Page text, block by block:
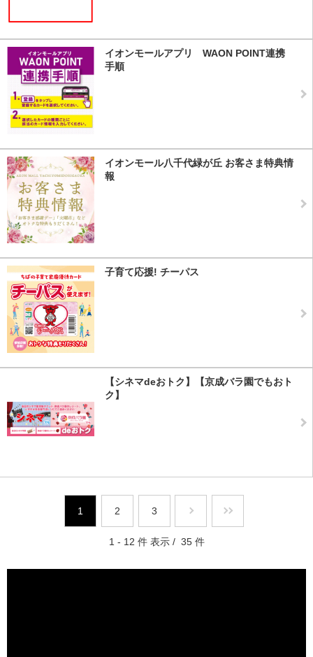
イオンモールアプリ WAON POINT連携
手順
イオンモール八千代緑が丘 お客さま特典情
報
子育て応援! チーパス
【シネマdeおトク】【京成バラ園でもおト
ク】
1 2 3
1 - 12 件 表示 / 35 件